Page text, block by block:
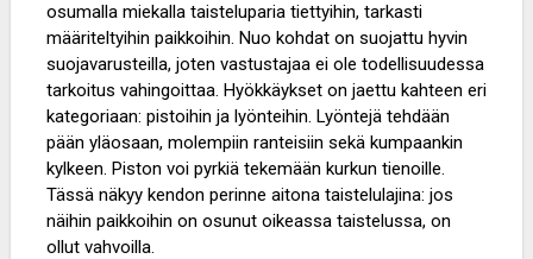
osumalla miekalla taisteluparia tiettyihin, tarkasti
määriteltyihin paikkoihin. Nuo kohdat on suojattu hyvin
suojavarusteilla, joten vastustajaa ei ole todellisuudessa
tarkoitus vahingoittaa. Hyökkäykset on jaettu kahteen eri
kategoriaan: pistoihin ja lyönteihin. Lyöntejä tehdään
pään yläosaan, molempiin ranteisiin sekä kumpaankin
kylkeen. Piston voi pyrkiä tekemään kurkun tienoille.
Tässä näkyy kendon perinne aitona taistelulajina: jos
näihin paikkoihin on osunut oikeassa taistelussa, on
ollut vahvoilla.